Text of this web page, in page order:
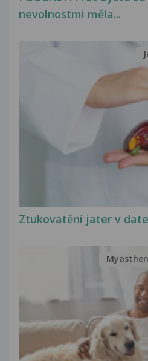
nevolnostmi měla...
Ztukovatění jater v